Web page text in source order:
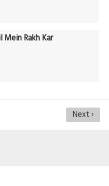
Mein Rakh Kar
Next ›